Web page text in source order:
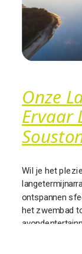
Onze
Ervaar
Wil je het
ontspannen
het zwembad